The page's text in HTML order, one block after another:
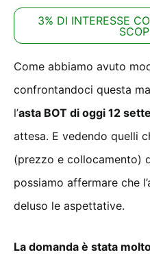
3% DI INTERESSE
Come abbiamo avuto
confrontandoci questa
l’asta BOT di oggi 12
attesa. E vedendo quelli
(prezzo e collocamento)
possiamo affermare che
deluso le aspettative.
La domanda è stata